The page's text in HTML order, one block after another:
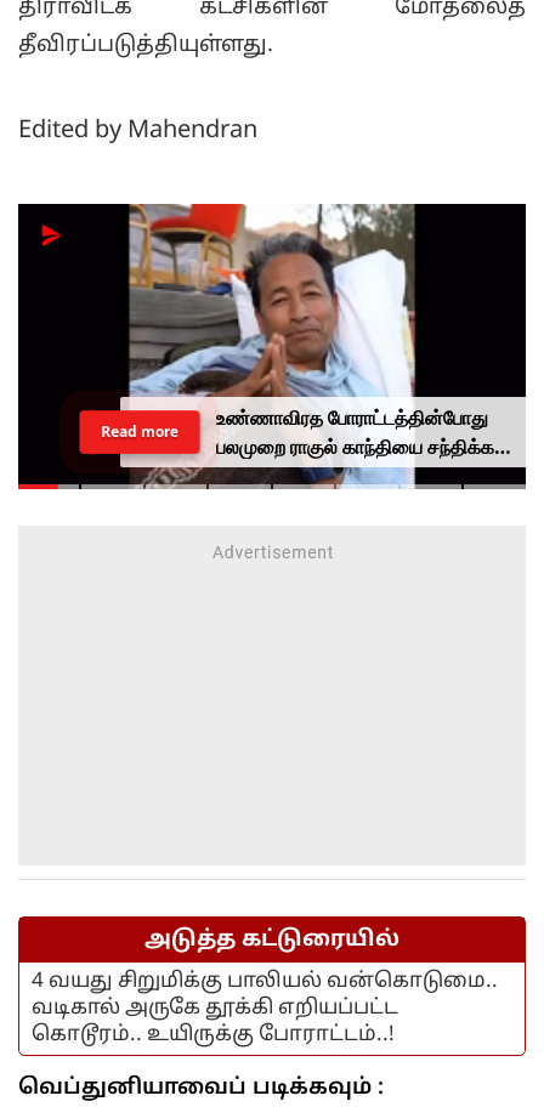
திராவிடக் கட்சிகளின் மோதலைத்
தீவிரப்படுத்தியுள்ளது.
Edited by Mahendran
உண்ணாவிரத போராட்டத்தின்போது
பலமுறை ராகுல் காந்தியை சந்திக்க
முயன்றாரா சோனம் வாங்சுக்
Read more
அடுத்த கட்டுரையில்
4 வயது சிறுமிக்கு பாலியல் வன்கொடுமை..
வடிகால் அருகே தூக்கி எறியப்பட்ட
கொடூரம்.. உயிருக்கு போராட்டம்..!
வெப்துனியாவைப் படிக்கவும் :